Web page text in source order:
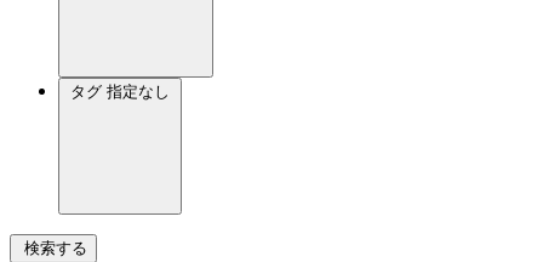
タグ 指定なし
検索する